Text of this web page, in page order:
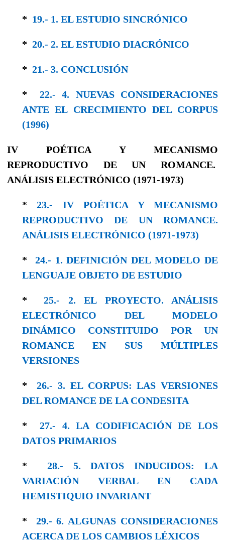
* 19.- 1. EL ESTUDIO SINCRÓNICO
* 20.- 2. EL ESTUDIO DIACRÓNICO
* 21.- 3. CONCLUSIÓN
* 22.- 4. NUEVAS CONSIDERACIONES
ANTE EL CRECIMIENTO DEL CORPUS
(1996)
IV POÉTICA Y MECANISMO
REPRODUCTIVO DE UN ROMANCE.
ANÁLISIS ELECTRÓNICO (1971-1973)
*
23.- IV POÉTICA Y MECANISMO
REPRODUCTIVO DE UN ROMANCE.
ANÁLISIS ELECTRÓNICO (1971-1973)
* 24.- 1. DEFINICIÓN DEL MODELO DE
LENGUAJE OBJETO DE ESTUDIO
* 25.- 2. EL PROYECTO. ANÁLISIS
ELECTRÓNICO DEL MODELO
DINÁMICO CONSTITUIDO POR UN
ROMANCE EN SUS MÚLTIPLES
VERSIONES
*26.- 3. EL CORPUS: LAS VERSIONES
DEL ROMANCE DE LA CONDESITA
*27.- 4. LA CODIFICACIÓN DE LOS
DATOS PRIMARIOS
* 28.- 5. DATOS INDUCIDOS: LA
VARIACIÓN VERBAL EN CADA
HEMISTIQUIO INVARIANT
* 29.- 6. ALGUNAS CONSIDERACIONES
ACERCA DE LOS CAMBIOS LÉXICOS